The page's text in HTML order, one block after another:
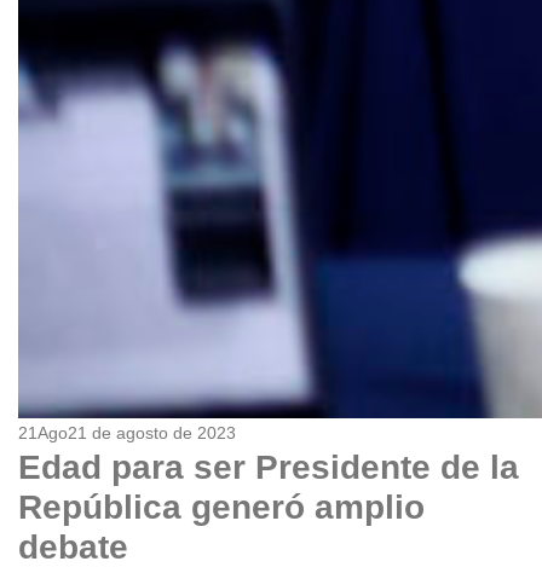
21Ago21 de agosto de 2023
Edad para ser Presidente de la
República generó amplio
debate